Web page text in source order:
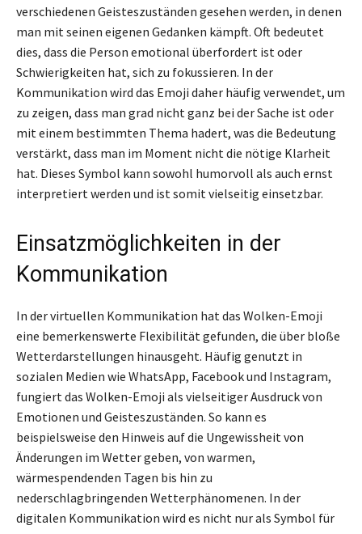
verschiedenen Geisteszuständen gesehen werden, in denen
man mit seinen eigenen Gedanken kämpft. Oft bedeutet
dies, dass die Person emotional überfordert ist oder
Schwierigkeiten hat, sich zu fokussieren. In der
Kommunikation wird das Emoji daher häufig verwendet, um
zu zeigen, dass man grad nicht ganz bei der Sache ist oder
mit einem bestimmten Thema hadert, was die Bedeutung
verstärkt, dass man im Moment nicht die nötige Klarheit
hat. Dieses Symbol kann sowohl humorvoll als auch ernst
interpretiert werden und ist somit vielseitig einsetzbar.
Einsatzmöglichkeiten in der
Kommunikation
In der virtuellen Kommunikation hat das Wolken-Emoji
eine bemerkenswerte Flexibilität gefunden, die über bloße
Wetterdarstellungen hinausgeht. Häufig genutzt in
sozialen Medien wie WhatsApp, Facebook und Instagram,
fungiert das Wolken-Emoji als vielseitiger Ausdruck von
Emotionen und Geisteszuständen. So kann es
beispielsweise den Hinweis auf die Ungewissheit von
Änderungen im Wetter geben, von warmen,
wärmespendenden Tagen bis hin zu
nederschlagbringenden Wetterphänomenen. In der
digitalen Kommunikation wird es nicht nur als Symbol für